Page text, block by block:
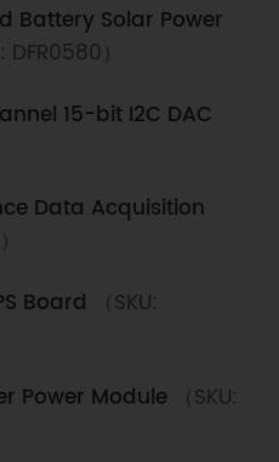
Battery Solar Power
DFR0580）
15-bit I2C DAC
Data Acquisition
Board
（SKU:
Power Module （SKU: